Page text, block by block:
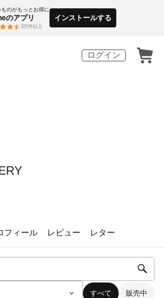
ものがもっとお得に
のアプリ
3万件以上
インストールする
ログイン
フィール レビュー レター
すべて 販売中